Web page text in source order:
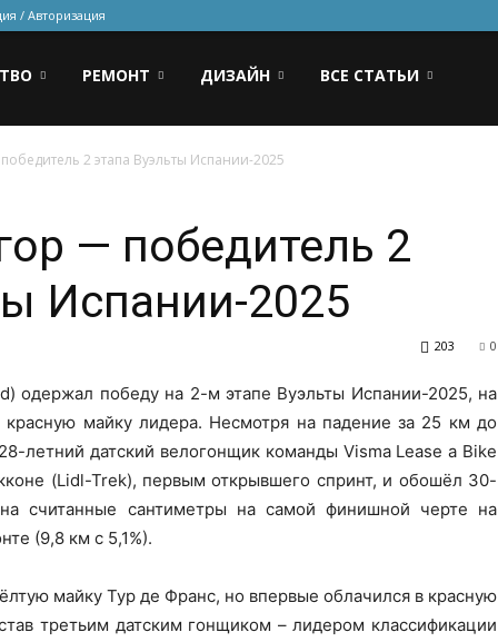
/ Авторизация
РЕМОНТ ДИЗАЙН ВСЕ СТАТЬИ
2 этапа Вуэльты Испании-2025
— победитель 2
Испании-2025
0
203
одержал победу на 2-м этапе Вуэльты Испании-2025, на
майку лидера. Несмотря на падение за 25 км до
летний датский велогонщик команды Visma Lease a Bike
(Lidl-Trek), первым открывшего спринт, и обошёл 30-
на считанные сантиметры на самой финишной черте на
(9,8 км с 5,1%).
майку Тур де Франс, но впервые облачился в красную
третьим датским гонщиком – лидером классификации